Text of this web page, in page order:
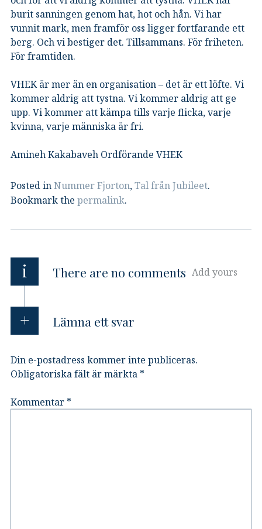
burit sanningen genom hat, hot och hån. Vi har
vunnit mark, men framför oss ligger fortfarande ett
berg. Och vi bestiger det. Tillsammans. För friheten.
För framtiden.
VHEK är mer än en organisation – det är ett löfte. Vi
kommer aldrig att tystna. Vi kommer aldrig att ge
upp. Vi kommer att kämpa tills varje flicka, varje
kvinna, varje människa är fri.
Amineh Kakabaveh Ordförande VHEK
Posted inNummer Fjorton,Tal från Jubileet.
Bookmark the permalink.
i There are no comments Add yours
Lämna ett svar
Din e-postadress kommer inte publiceras.
Obligatoriska fält är märkta *
Kommentar *